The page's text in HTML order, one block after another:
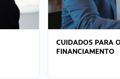
CUIDADOS PARA
FINANCIAMENTO